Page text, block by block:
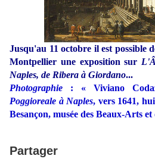
Jusqu'au 11 octobre il est possible
Montpellier une exposition sur
Naples, de Ribera à Giordano...
Photographie : « Viviano
Poggioreale à Naples, vers 1641,
Besançon, musée des Beaux-Arts
Partager